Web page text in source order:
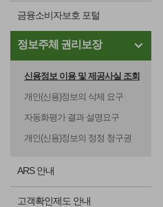
금융소비자보호 포털
정보주체 권리보장
신용정보 이용 및 제공사실 조회
개인(신용)정보의 삭제 요구
자동화평가 결과 설명요구
개인(신용)정보의 정정 청구권
ARS 안내
고객확인제도 안내